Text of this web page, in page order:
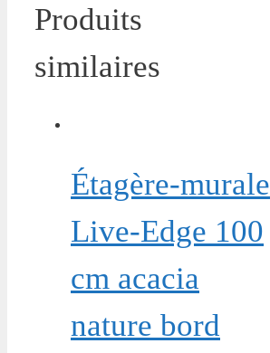
Produits
similaires
Étagère-murale
Live-Edge 100
cm acacia
nature bord